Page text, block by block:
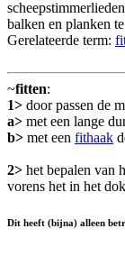
balken en planken
Gerelateerde term:
~fitten:
1> door passen de
a> met een lange
b> met een fithaak
2> het bepalen van
vorens het in het
Dit heeft (bijna) alleen